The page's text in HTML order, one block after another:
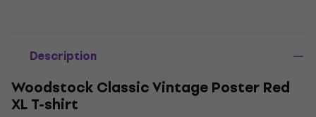
Description
Woodstock Classic Vintage Poster Red
XL T-shirt